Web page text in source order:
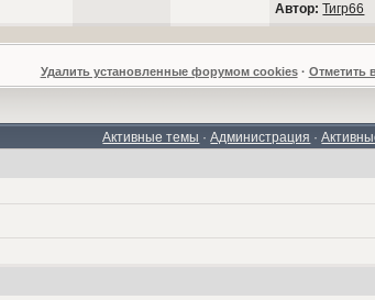
Автор: Тигр66
Удалить установленные форумом cookies· Отметить
Активные темы ·Администрация ·